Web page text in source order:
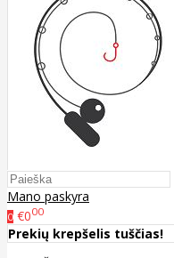
Mano paskyra
0 €000
Prekių krepšelis tuščias!